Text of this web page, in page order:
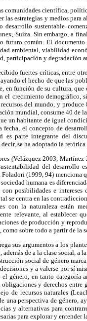
comunidades científica,
las estrategias y medios
desarrollo sustentable
Suiza. Sin embargo, a
futuro común. El
ambiental, viabilidad
participación y degradación
fuertes críticas, entre
el hecho de que las
en función de su cultura,
el crecimiento demográfico,
del mundo, y produce
mundial, consume 40 de
un habitante de igual
el concepto de
es parte integrante del
se ha adoptado la
(Velázquez 2003;
del desarrollo
(1999, 94) menciona
humana es
posibilidades e intereses
se centra en las
con la naturaleza están
relevante, al
de producción y
como sobre todo a partir de la
sus argumentos a los
además de a la clase social,
social de género
y a valerse por sí
el género, en tanto
obligaciones y derechos
de recursos naturales
una perspectiva de género,
y alternativas para
para explorar y